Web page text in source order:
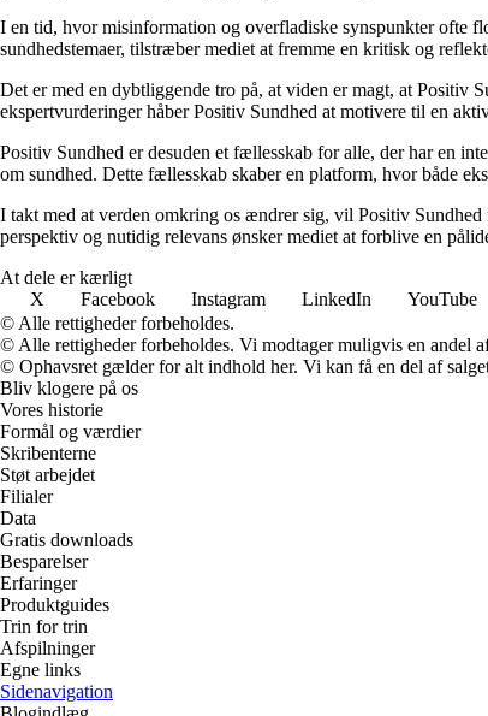
I en tid, hvor misinformation og overfladiske synspunkter ofte
sundhedstemaer, tilstræber mediet at fremme en kritisk og
Det er med en dybtliggende tro på, at viden er magt, at Positiv
ekspertvurderinger håber Positiv Sundhed at motivere til en
Positiv Sundhed er desuden et fællesskab for alle, der har en
om sundhed. Dette fællesskab skaber en platform, hvor både
I takt med at verden omkring os ændrer sig, vil Positiv
perspektiv og nutidig relevans ønsker mediet at forblive en
At dele er kærligt
X
Facebook Instagram LinkedIn YouTube
© Alle rettigheder forbeholdes.
© Alle rettigheder forbeholdes. Vi modtager muligvis en andel
© Ophavsret gælder for alt indhold her. Vi kan få en del af
Bliv klogere på os
Vores historie
Formål og værdier
Skribenterne
Støt arbejdet
Filialer
Data
Gratis downloads
Besparelser
Erfaringer
Produktguides
Trin for trin
Afspilninger
Egne links
Sidenavigation